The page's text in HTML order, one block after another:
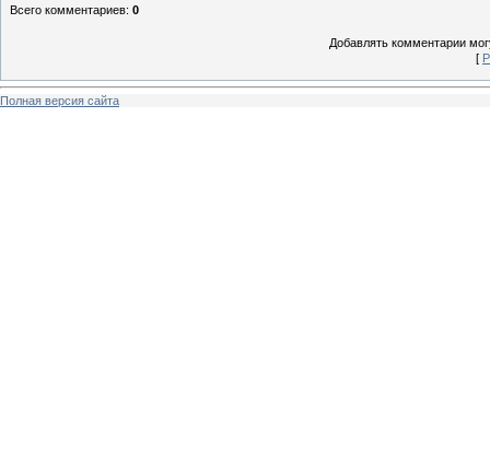
Всего комментариев: 0
Добавлять комментарии
[
Полная версия сайта